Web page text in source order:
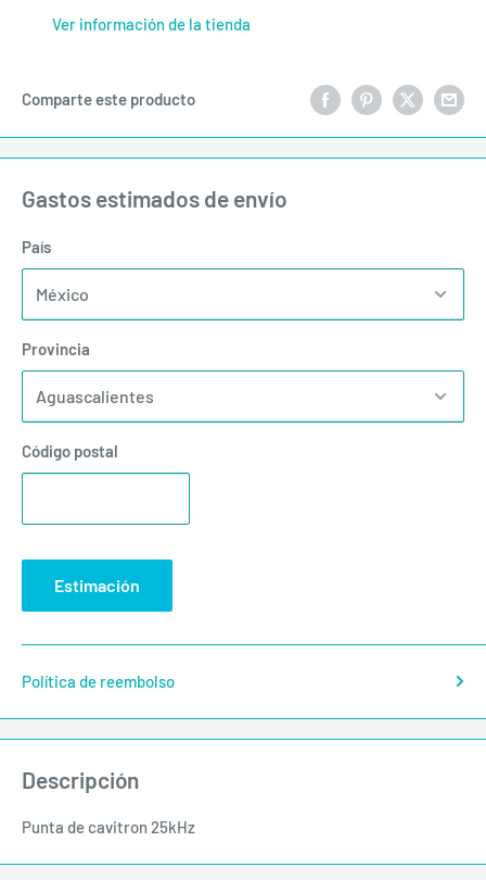
Ver información de la tienda
Comparte este producto
Gastos estimados de envío
País
Provincia
Código postal
Estimación
Política de reembolso
Descripción
Punta de cavitron 25kHz